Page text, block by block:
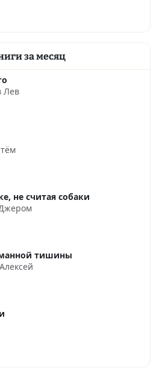
за месяц
Лев
не считая собаки
тишины